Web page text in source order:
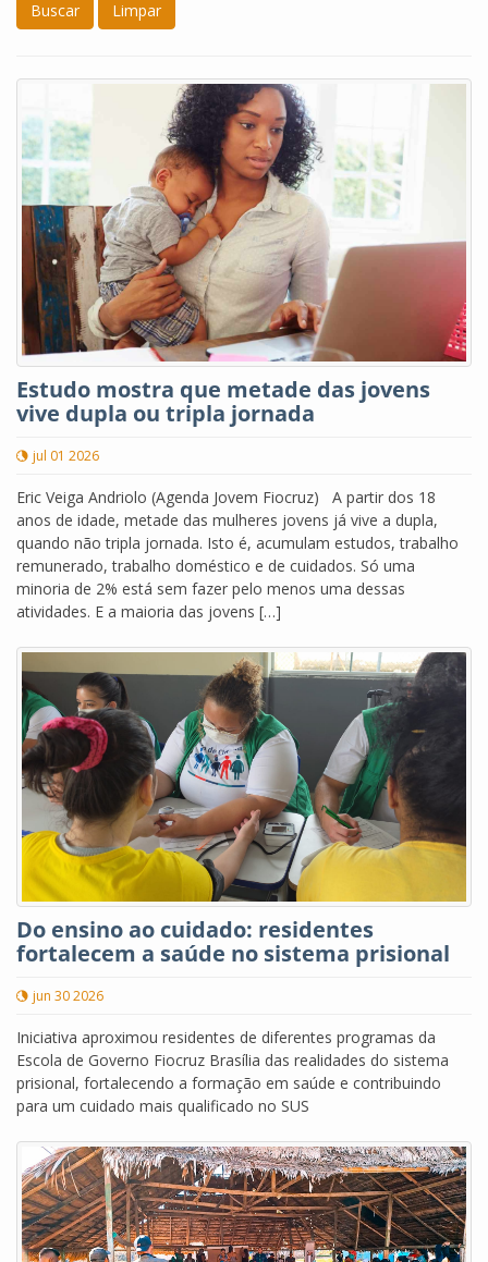
Buscar Limpar
Estudo mostra que metade das jovens
vive dupla ou tripla jornada
jul 01 2026
Eric Veiga Andriolo (Agenda Jovem Fiocruz) A partir dos 18
anos de idade, metade das mulheres jovens já vive a dupla,
quando não tripla jornada. Isto é, acumulam estudos, trabalho
remunerado, trabalho doméstico e de cuidados. Só uma
minoria de 2% está sem fazer pelo menos uma dessas
atividades. E a maioria das jovens […]
Do ensino ao cuidado: residentes
fortalecem a saúde no sistema prisional
jun 30 2026
Iniciativa aproximou residentes de diferentes programas da
Escola de Governo Fiocruz Brasília das realidades do sistema
prisional, fortalecendo a formação em saúde e contribuindo
para um cuidado mais qualificado no SUS